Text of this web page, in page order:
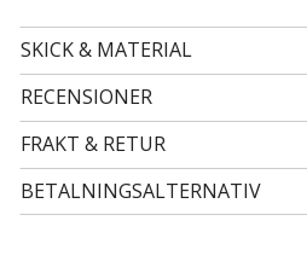
SKICK & MATERIAL
RECENSIONER
FRAKT & RETUR
BETALNINGSALTERNATIV